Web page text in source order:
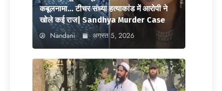
कबूलनामा… टीचर संध्या हत्याकांड में आरोपी ने
खोले कई राज| Sandhya Murder Case
Nandani अगस्त 5, 2026